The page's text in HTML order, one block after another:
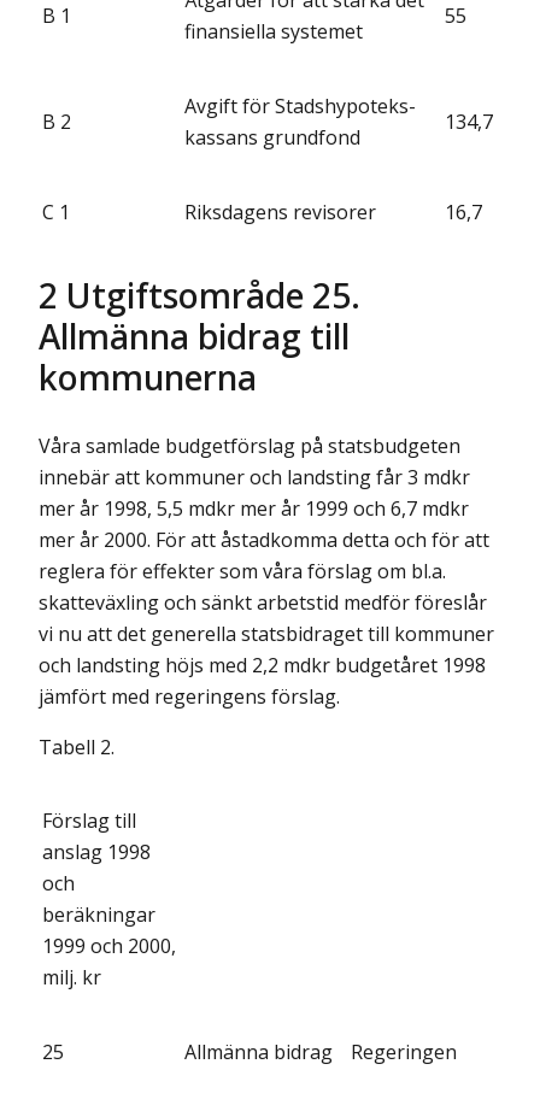
B 1
finansiella systemet
55
B 2
Avgift för Stadshypoteks­
kassans grundfond
134,7
C 1 Riksdagens revisorer 16,7
2 Utgiftsområde 25.
Allmänna bidrag till
kommunerna
Våra samlade budgetförslag på statsbudgeten
innebär att kommuner och landsting får 3 mdkr
mer år 1998, 5,5 mdkr mer år 1999 och 6,7 mdkr
mer år 2000. För att åstadkomma detta och för att
reglera för effekter som våra förslag om bl.a.
skatteväxling och sänkt arbetstid medför föreslår
vi nu att det generella statsbidraget till kommuner
och landsting höjs med 2,2 mdkr budgetåret 1998
jämfört med regeringens förslag.
Tabell 2.
Förslag till
anslag 1998
och
beräkningar
1999 och 2000,
milj. kr
25 Allmänna bidrag Regeringen